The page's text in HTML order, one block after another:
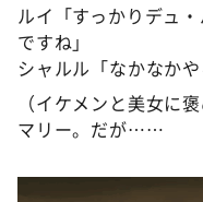
ルイ「すっかりデュ
ですね」
シャルル「なかなかや
（イケメンと美女に
マリー。だが……